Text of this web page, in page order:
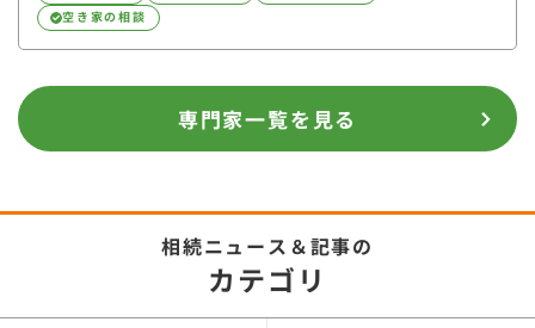
空き家の相談
専門家一覧を見る
相続ニュース＆記事の
カテゴリ